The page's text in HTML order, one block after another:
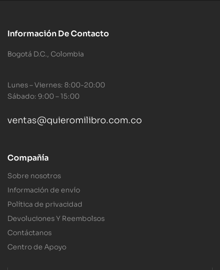
Información De Contacto
Bogotá D.C., Colombia
Lunes – Viernes: 8:00-20:00
Sábado: 9:00 – 15:00
ventas@quieromilibro.com.co
Compañía
Sobre nosotros
Información de envío
Política de privacidad
Devoluciones Y Reembolsos
Contáctanos
Centro de Apoyo